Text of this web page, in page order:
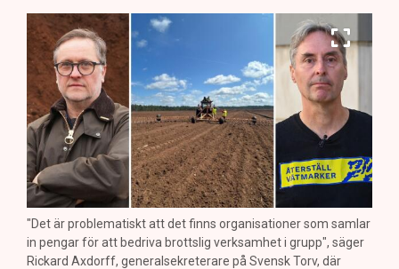
"Det är problematiskt att det finns organisationer som samlar
in pengar för att bedriva brottslig verksamhet i grupp", säger
Rickard Axdorff, generalsekreterare på Svensk Torv, där